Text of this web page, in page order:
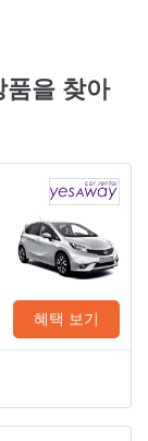
품을 찾아
혜택 보기